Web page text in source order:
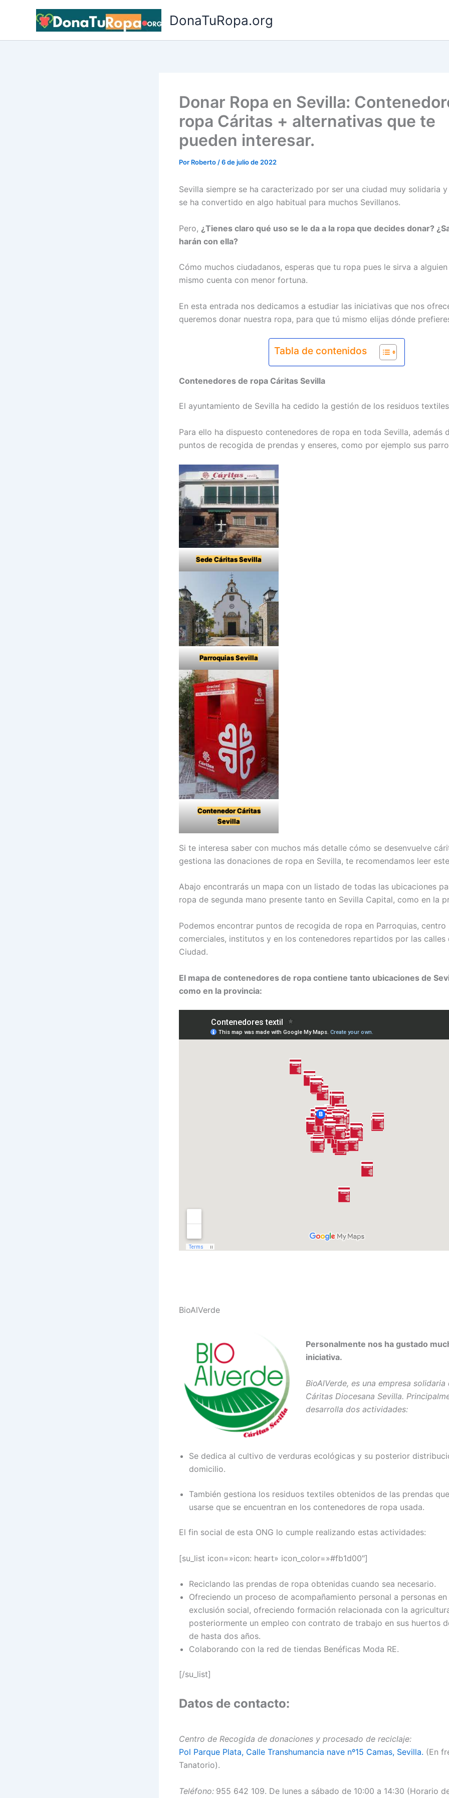
contenido
DonaTuRopa.org
Donar Ropa en Sevilla:
ropa Cáritas + alternativas que te
pueden interesar.
Por Roberto /6 de julio de 2022
Sevilla siempre se ha caracterizado por ser una ciudad muy solidaria
se ha convertido en algo habitual para muchos Sevillanos.
Pero, ¿Tienes claro qué uso se le da a la ropa que decides donar?
harán con ella?
Cómo muchos ciudadanos, esperas que tu ropa pues le sirva a
mismo cuenta con menor fortuna.
En esta entrada nos dedicamos a estudiar las iniciativas que nos
queremos donar nuestra ropa, para que tú mismo elijas dónde
Tabla de contenidos
Contenedores de ropa Cáritas Sevilla
El ayuntamiento de Sevilla ha cedido la gestión de los residuos
Para ello ha dispuesto contenedores de ropa en toda Sevilla, además
puntos de recogida de prendas y enseres, como por ejemplo sus
Sede Cáritas Sevilla
Parroquias Sevilla
Contenedor Cáritas
Sevilla
Si te interesa saber con muchos más detalle cómo se desenvuelve
gestiona las donaciones de ropa en Sevilla, te recomendamos leer
Abajo encontrarás un mapa con un listado de todas las ubicaciones
ropa de segunda mano presente tanto en Sevilla Capital, como en la
Podemos encontrar puntos de recogida de ropa en Parroquias, centro
comerciales, institutos y en los contenedores repartidos por las calles
Ciudad.
El mapa de contenedores de ropa contiene tanto ubicaciones de
como en la provincia:
BioAlVerde
Personalmente nos ha gustado
iniciativa.
BioAlVerde, es una empresa
Cáritas Diocesana Sevilla.
desarrolla dos actividades:
Se dedica al cultivo de verduras ecológicas y su posterior
domicilio.
También gestiona los residuos textiles obtenidos de las prendas
usarse que se encuentran en los contenedores de ropa usada.
El fin social de esta ONG lo cumple realizando estas actividades:
[su_list icon=»icon: heart» icon_color=»#fb1d00″]
Reciclando las prendas de ropa obtenidas cuando sea necesario.
Ofreciendo un proceso de acompañamiento personal a personas
exclusión social, ofreciendo formación relacionada con la
posteriormente un empleo con contrato de trabajo en sus huertos
de hasta dos años.
Colaborando con la red de tiendas Benéficas Moda RE.
[/su_list]
Datos de contacto:
Centro de Recogida de donaciones y procesado de reciclaje:
Pol Parque Plata, Calle Transhumancia nave nº15 Camas, Sevilla. (En
Tanatorio).
Teléfono: 955 642 109. De lunes a sábado de 10:00 a 14:30 (Horario